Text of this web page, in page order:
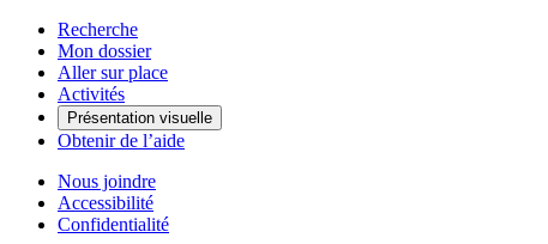
Recherche
Mon dossier
Aller sur place
Activités
Présentation visuelle
Obtenir de l’aide
Nous joindre
Accessibilité
Confidentialité